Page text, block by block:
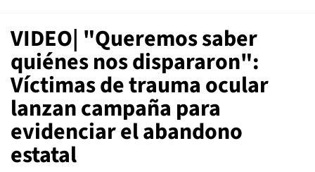
VIDEO| "Queremos saber
quiénes nos dispararon":
Víctimas de trauma ocular
lanzan campaña para
evidenciar el abandono
estatal